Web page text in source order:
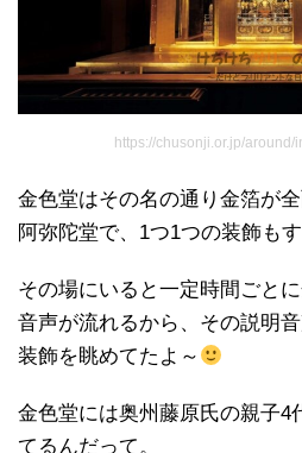
https://chusonji.or.jp/around/
金色堂はその名の通り金箔が
阿弥陀堂で、1つ1つの装飾も
その場にいると一定時間ごと
音声が流れるから、その説明
装飾を眺めてたよ～
金色堂には奥州藤原氏の親子4
てるんだって。